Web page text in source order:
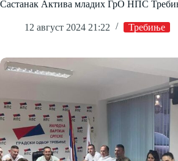
Састанак Актива младих ГрО НПС
12 август 2024 21:22 Требиње